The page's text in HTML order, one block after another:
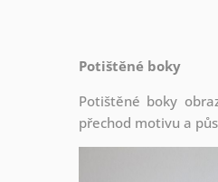
Potištěné boky
Potištěné boky
přechod motivu a